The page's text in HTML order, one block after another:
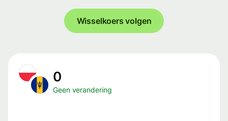
Wisselkoers volgen
0
Geen verandering